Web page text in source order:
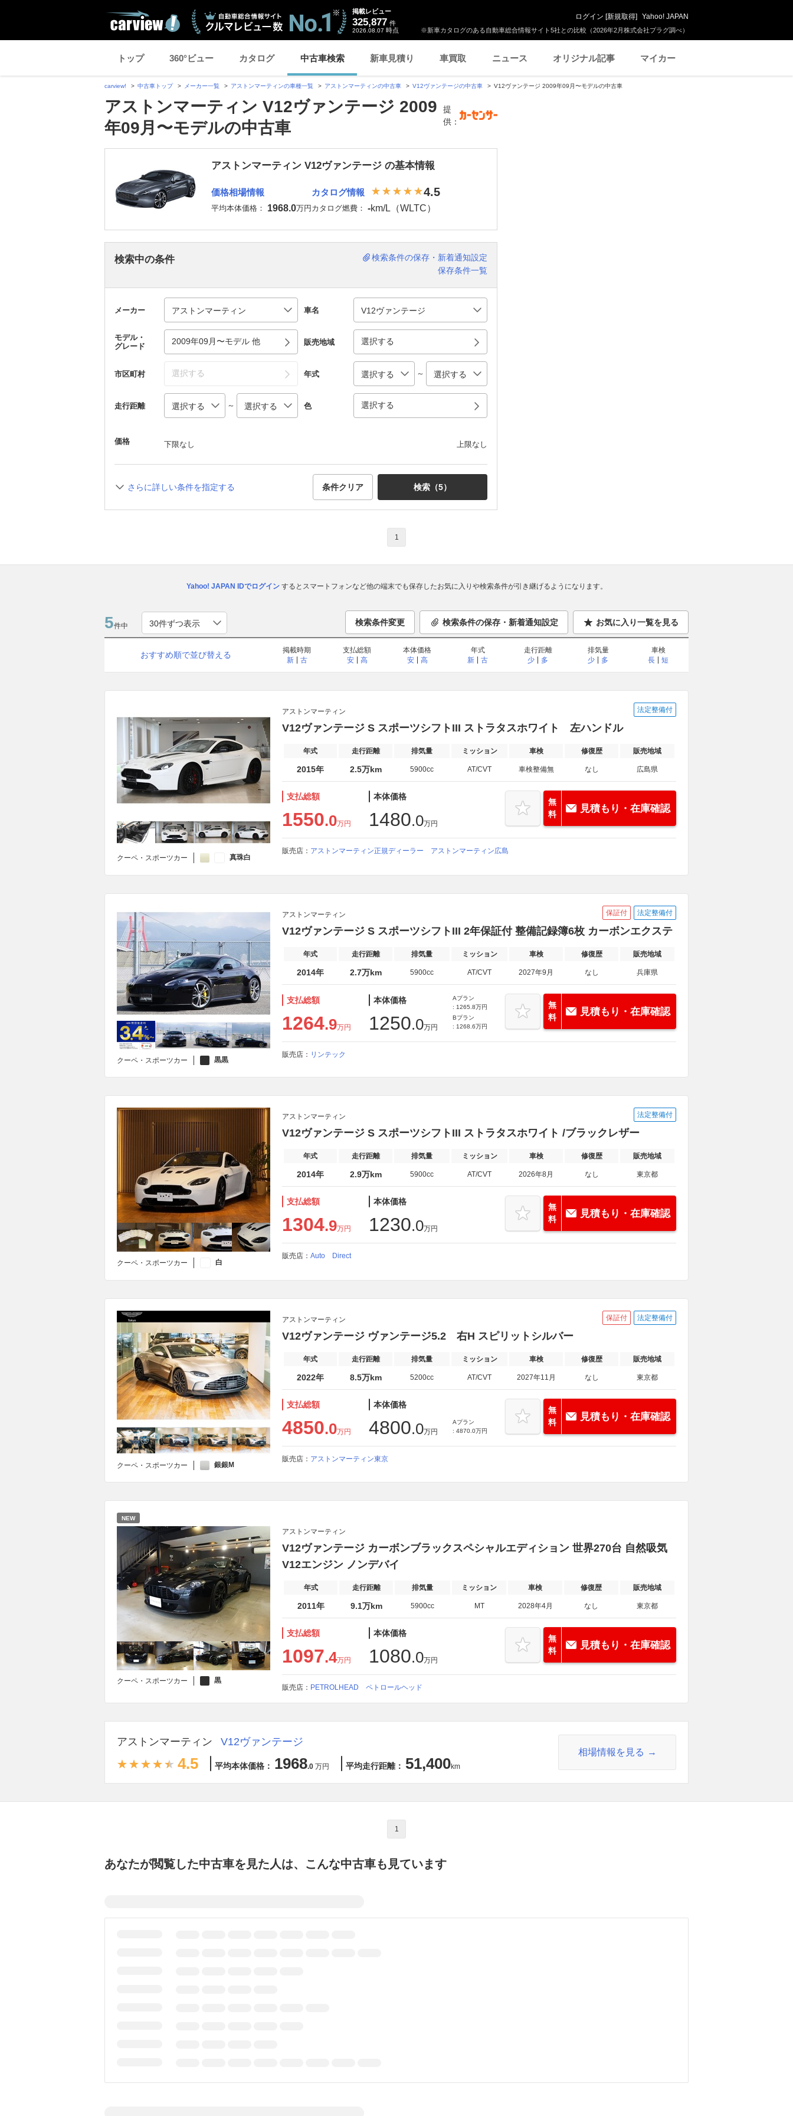
※新車カタログのある自動車総合情報サイト5社との比較（2026年2月株式会社プラグ調べ）
掲載レビュー
325,877 件
2026.08.07 時点
ログイン [新規取得] Yahoo! JAPAN
トップ 360°ビュー カタログ 中古車検索 新車見積り 車買取 ニュース オリジナル記事 マイカー
carview! 中古車トップ メーカー一覧 アストンマーティンの車種一覧 アストンマーティンの中古車 V12ヴァンテージの中古車 V12ヴァンテージ 2009年09月〜モデルの中古車
アストンマーティン V12ヴァンテージ 2009
年09月〜モデルの中古車
提
供：
アストンマーティン V12ヴァンテージ の基本情報
価格相場情報
平均本体価格： 1968.0万円
カタログ情報 4.5
カタログ燃費： -km/L（WLTC）
検索中の条件
検索条件の保存・新着通知設定
保存条件一覧
メーカー 車名
モデル・
グレード
2009年09月〜モデル 他 販売地域 選択する
市区町村 選択する 年式 ～
走行距離 ～ 色 選択する
価格 下限なし 上限なし
さらに詳しい条件を指定する 条件クリア 検索（5）
1
Yahoo! JAPAN IDでログインするとスマートフォンなど他の端末でも保存したお気に入りや検索条件が引き継げるようになります。
5件中 検索条件変更 検索条件の保存・新着通知設定 お気に入り一覧を見る
おすすめ順で並び替える
掲載時期
新
古
支払総額
安
高
本体価格
安
高
年式
新
古
走行距離
少
多
排気量
少
多
車検
長
短
クーペ・スポーツカー 真珠白
アストンマーティン 法定整備付
V12ヴァンテージ S スポーツシフトIII ストラタスホワイト 左ハンドル
年式 走行距離 排気量 ミッション 車検 修復歴 販売地域
2015年 2.5万km 5900cc AT/CVT 車検整備無 なし 広島県
支払総額
1550.0万円
本体価格
1480.0万円
無
料
見積もり・在庫確認
販売店： アストンマーティン正規ディーラー アストンマーティン広島
クーペ・スポーツカー 黒黒
アストンマーティン 保証付 法定整備付
V12ヴァンテージ S スポーツシフトIII 2年保証付 整備記録簿6枚 カーボンエクステ
年式 走行距離 排気量 ミッション 車検 修復歴 販売地域
2014年 2.7万km 5900cc AT/CVT 2027年9月 なし 兵庫県
支払総額
1264.9万円
本体価格
1250.0万円
Aプラン
: 1265.8万円
Bプラン
: 1268.6万円
無
料
見積もり・在庫確認
販売店： リンテック
クーペ・スポーツカー 白
アストンマーティン 法定整備付
V12ヴァンテージ S スポーツシフトIII ストラタスホワイト /ブラックレザー
年式 走行距離 排気量 ミッション 車検 修復歴 販売地域
2014年 2.9万km 5900cc AT/CVT 2026年8月 なし 東京都
支払総額
1304.9万円
本体価格
1230.0万円
無
料
見積もり・在庫確認
販売店： Auto Direct
クーペ・スポーツカー 銀銀M
アストンマーティン 保証付 法定整備付
V12ヴァンテージ ヴァンテージ5.2 右H スピリットシルバー
年式 走行距離 排気量 ミッション 車検 修復歴 販売地域
2022年 8.5万km 5200cc AT/CVT 2027年11月 なし 東京都
支払総額
4850.0万円
本体価格
4800.0万円
Aプラン
: 4870.0万円
無
料
見積もり・在庫確認
販売店： アストンマーティン東京
NEW
クーペ・スポーツカー 黒
アストンマーティン
V12ヴァンテージ カーボンブラックスペシャルエディション 世界270台 自然吸気
V12エンジン ノンデバイ
年式 走行距離 排気量 ミッション 車検 修復歴 販売地域
2011年 9.1万km 5900cc MT 2028年4月 なし 東京都
支払総額
1097.4万円
本体価格
1080.0万円
無
料
見積もり・在庫確認
販売店： PETROLHEAD ペトロールヘッド
アストンマーティン V12ヴァンテージ
4.5 平均本体価格： 1968.0 万円 平均走行距離： 51,400km
相場情報を見る
1
あなたが閲覧した中古車を見た人は、こんな中古車も見ています